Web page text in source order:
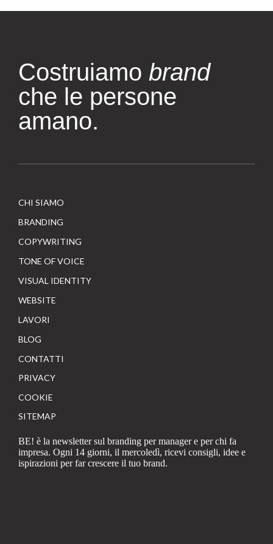
Costruiamo brand
che le persone
amano.
CHI SIAMO
BRANDING
COPYWRITING
TONE OF VOICE
VISUAL IDENTITY
WEBSITE
LAVORI
BLOG
CONTATTI
PRIVACY
COOKIE
SITEMAP
BE! è la newsletter sul branding per manager e per chi fa
impresa. Ogni 14 giorni, il mercoledì, ricevi consigli, idee e
ispirazioni per far crescere il tuo brand.